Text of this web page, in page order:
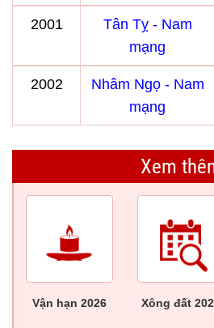
2001
Tân Tỵ - Nam
mạng
2002
Nhâm Ngọ - Nam
mạng
Xem
Vận hạn 2026 Xông đất